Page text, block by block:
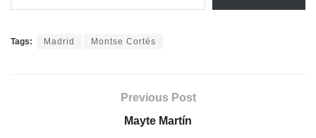
Tags: Madrid Montse Cortés
Previous Post
Mayte Martín